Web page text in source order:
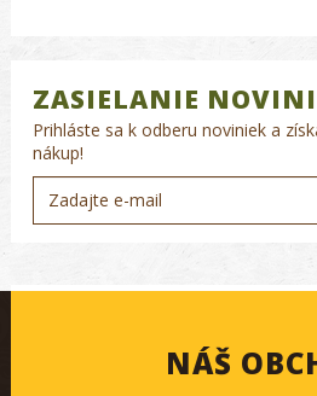
ZASIELANIE
Prihláste sa k odberu noviniek a
nákup!
NÁŠ